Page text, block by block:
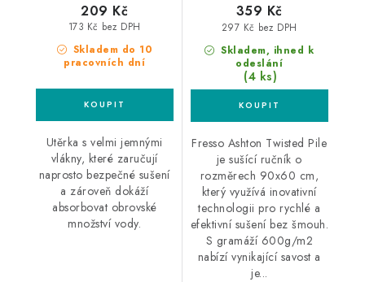
Skladem do 10
pracovních dní
173 Kč bez DPH
209 Kč
Utěrka s velmi jemnými
vlákny, které zaručují
naprosto bezpečné sušení
a zároveň dokáží
absorbovat obrovské
množství vody.
Skladem, ihned k
odeslání
(4 ks)
297 Kč bez DPH
359 Kč
Fresso Ashton Twisted Pile
je sušící ručník o
rozměrech 90x60 cm,
který využívá inovativní
technologii pro rychlé a
efektivní sušení bez šmouh.
S gramáží 600g/m2
nabízí vynikající savost a
je...